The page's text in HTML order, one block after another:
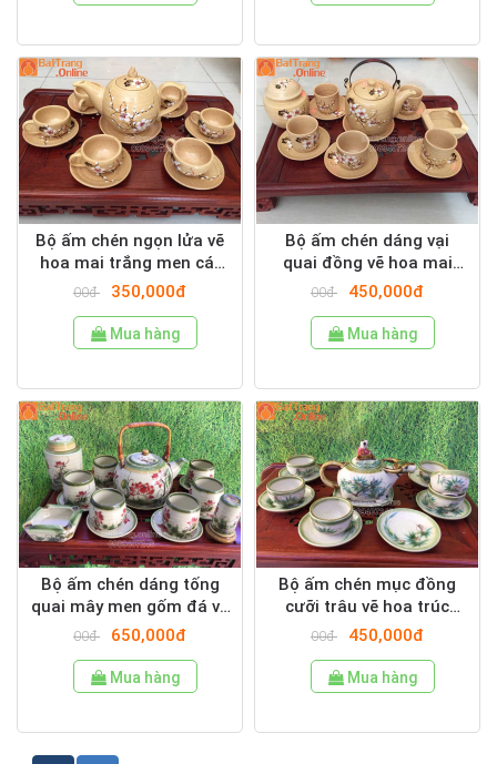
Bộ ấm chén ngọn lửa vẽ
hoa mai trắng men cát
vàng
00đ 350,000đ
Mua hàng
Bộ ấm chén dáng vại
quai đồng vẽ hoa mai
trắng men cát
00đ 450,000đ
Mua hàng
Bộ ấm chén dáng tống
quai mây men gốm đá ve
hoa sen hồng
00đ 650,000đ
Mua hàng
Bộ ấm chén mục đồng
cưỡi trâu vẽ hoa trúc
xanh men gốm đá
00đ 450,000đ
Mua hàng